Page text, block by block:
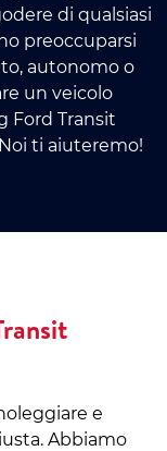
di qualsiasi
preoccuparsi
autonomo o
un veicolo
Ford Transit
ti aiuteremo!
e
Abbiamo